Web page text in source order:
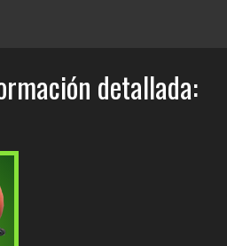
detallada: